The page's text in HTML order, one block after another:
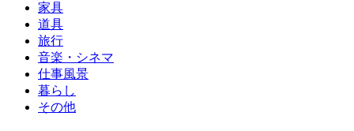
家具
道具
旅行
音楽・シネマ
仕事風景
暮らし
その他